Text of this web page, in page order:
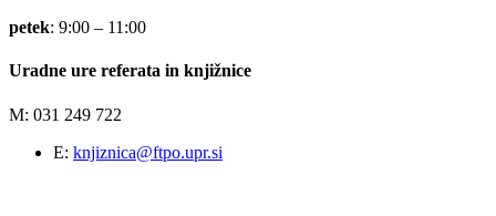
petek: 9:00 – 11:00
Uradne ure referata in knjižnice
M: 031 249 722
E: knjiznica@ftpo.upr.si